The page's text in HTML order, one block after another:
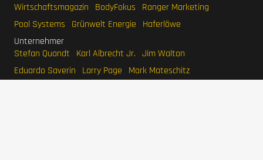
Wirtschaftsmagazin
BodyFokus
Ranger Marketing
Pool Systems
Grünwelt Energie
Haferlöwe
Unternehmer
Stefan Quandt
Karl Albrecht Jr. Jim Walton
Eduardo Saverin
Larry Page Mark Mateschitz